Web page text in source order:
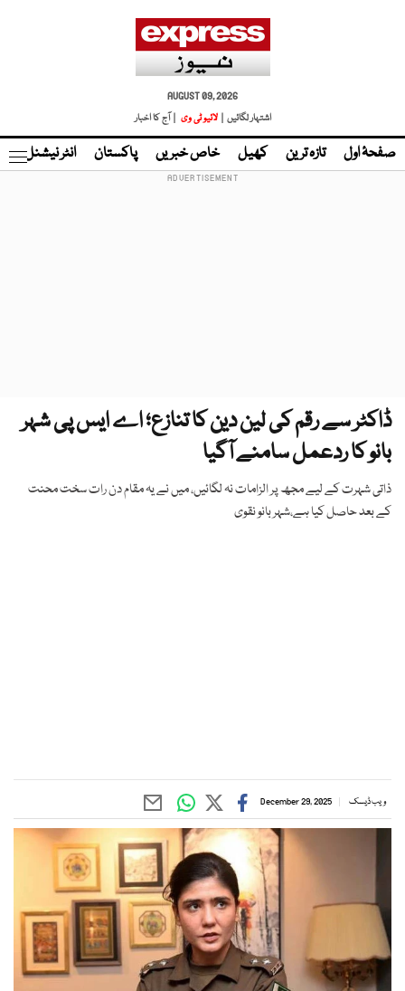
AUGUST 09, 2026
اشتہار لگائیں |
لائیو ٹی وی | آج کا اخبار
صفحۂ اول تازہ ترین کھیل خاص خبریں پاکستان انٹر نیشنل
ڈاکٹر سے رقم کی لین دین کا تنازع؛ اے ایس پی شہر
بانو کا ردعمل سامنے آگیا
ذاتی شہرت کے لیے مجھ پر الزامات نہ لگائیں، میں نے یہ مقام دن رات سخت محنت
کے بعد حاصل کیا ہے،شہر بانو نقوی
ویب ڈیسک December 29, 2025